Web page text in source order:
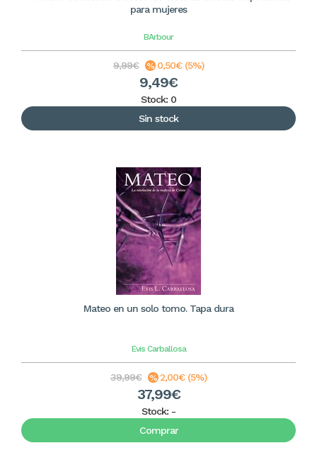
para mujeres
BArbour
9,99€ 0,50€ (5%)
9,49€
Stock: 0
Sin stock
Mateo en un solo tomo. Tapa dura
Evis Carballosa
39,99€ 2,00€ (5%)
37,99€
Stock: -
Comprar